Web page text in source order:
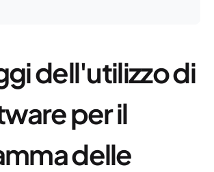
dell'utilizzo di
per il
delle